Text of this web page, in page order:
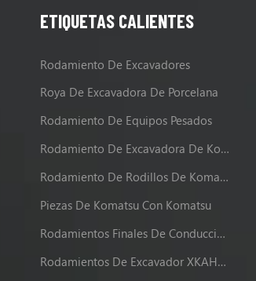
ETIQUETAS CALIENTES
Rodamiento De Excavadores
Roya De Excavadora De Porcelana
Rodamiento De Equipos Pesados
Rodamiento De Excavadora De Komatsu
Rodamiento De Rodillos De Komatsu
Piezas De Komatsu Con Komatsu
Rodamientos Finales De Conducción XKAH-00340
Rodamientos De Excavador XKAH-00340